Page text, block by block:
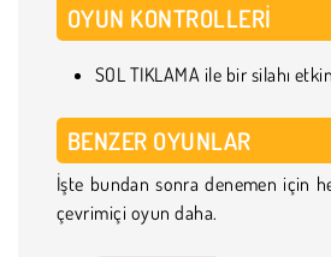
OYUN KONTROLLERI
SOL TIKLAMA ile bir silahı
BENZER OYUNLAR
İşte bundan sonra denemen için
çevrimiçi oyun daha.